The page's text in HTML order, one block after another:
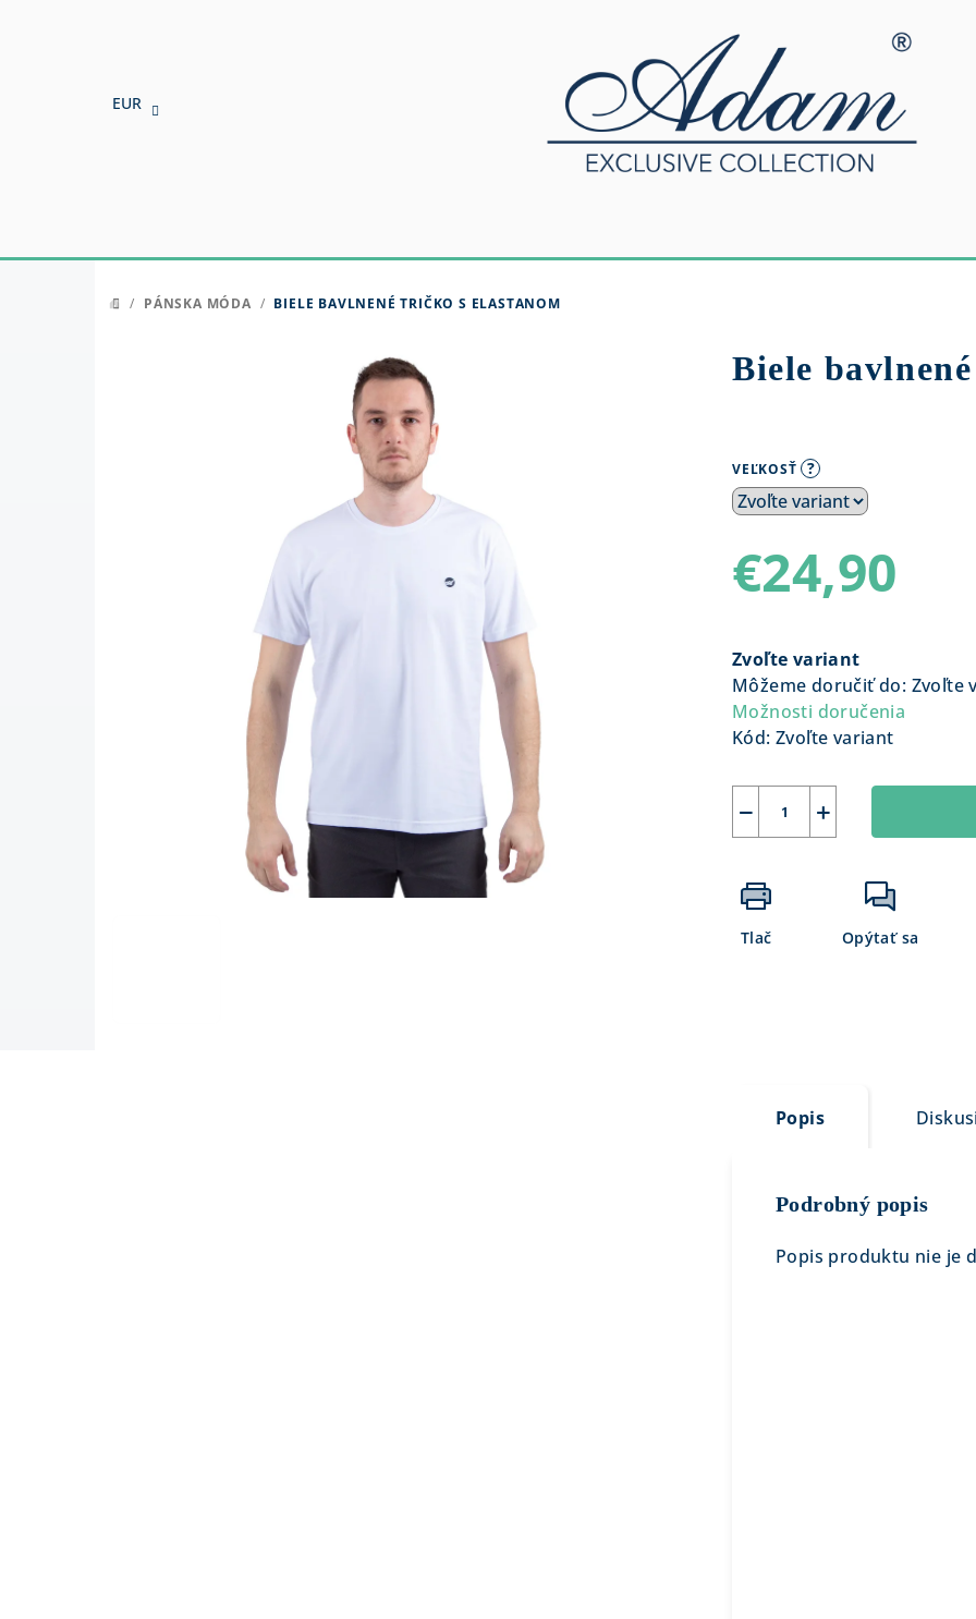
EUR
DOMOV
/ PÁNSKA MÓDA / BIELE BAVLNENÉ TRIČKO S ELASTANOM
Biele
VEĽKOSŤ ?
€24,90
cena:
Zvoľte variant
Môžeme doručiť do: Zvoľte
Možnosti doručenia
Kód: Zvoľte variant
+
−
Tlač Opýtať sa
Popis
Podrobný popis
Popis produktu nie je